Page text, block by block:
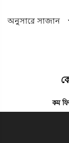
অনুসারে সাজান
কম